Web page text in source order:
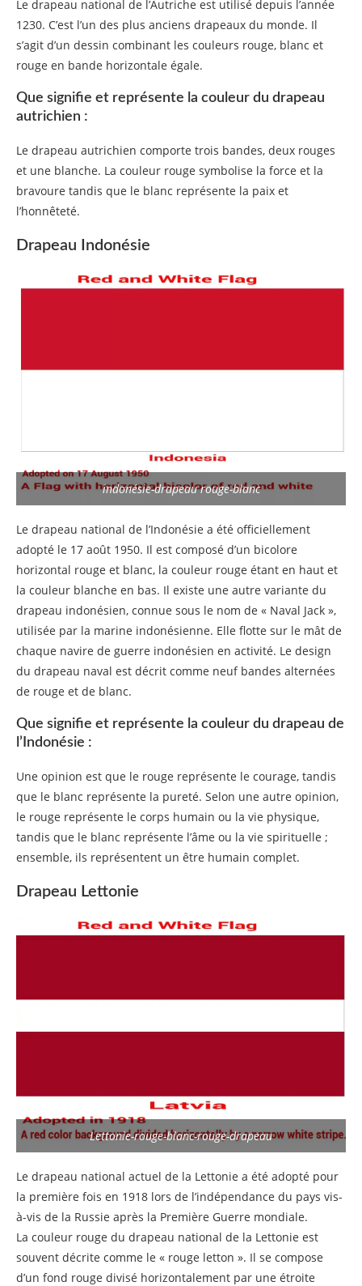
Le drapeau national de l’Autriche est utilisé depuis l’année
1230. C’est l’un des plus anciens drapeaux du monde. Il
s’agit d’un dessin combinant les couleurs rouge, blanc et
rouge en bande horizontale égale.
Que signifie et représente la couleur du drapeau
autrichien :
Le drapeau autrichien comporte trois bandes, deux rouges
et une blanche. La couleur rouge symbolise la force et la
bravoure tandis que le blanc représente la paix et
l’honnêteté.
Drapeau Indonésie
indonésie-drapeau rouge-blanc
Le drapeau national de l’Indonésie a été officiellement
adopté le 17 août 1950. Il est composé d’un bicolore
horizontal rouge et blanc, la couleur rouge étant en haut et
la couleur blanche en bas. Il existe une autre variante du
drapeau indonésien, connue sous le nom de « Naval Jack »,
utilisée par la marine indonésienne. Elle flotte sur le mât de
chaque navire de guerre indonésien en activité. Le design
du drapeau naval est décrit comme neuf bandes alternées
de rouge et de blanc.
Que signifie et représente la couleur du drapeau de
l’Indonésie :
Une opinion est que le rouge représente le courage, tandis
que le blanc représente la pureté. Selon une autre opinion,
le rouge représente le corps humain ou la vie physique,
tandis que le blanc représente l’âme ou la vie spirituelle ;
ensemble, ils représentent un être humain complet.
Drapeau Lettonie
Lettonie-rouge-blanc-rouge-drapeau
Le drapeau national actuel de la Lettonie a été adopté pour
la première fois en 1918 lors de l’indépendance du pays vis-
à-vis de la Russie après la Première Guerre mondiale.
La couleur rouge du drapeau national de la Lettonie est
souvent décrite comme le « rouge letton ». Il se compose
d’un fond rouge divisé horizontalement par une étroite